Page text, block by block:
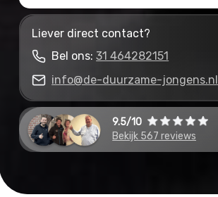
Liever direct contact?
Bel ons:31 464282151
info@de-duurzame-jongens.nl
9.5/10
Bekijk 567 reviews